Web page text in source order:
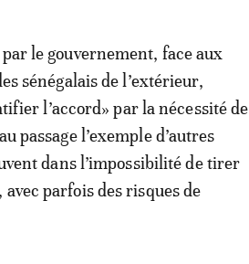
le gouvernement, face aux
sénégalais de l’extérieur,
l’accord» par la nécessité de
passage l’exemple d’autres
dans l’impossibilité de tirer
parfois des risques de